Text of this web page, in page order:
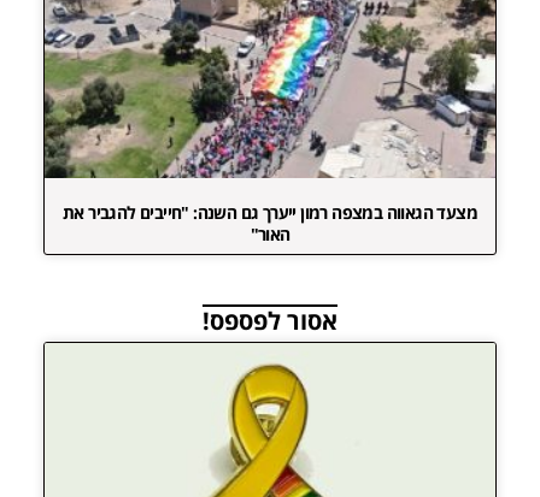
מצעד הגאווה במצפה רמון ייערך גם השנה: "חייבים להגביר את
האור"
אסור לפספס!